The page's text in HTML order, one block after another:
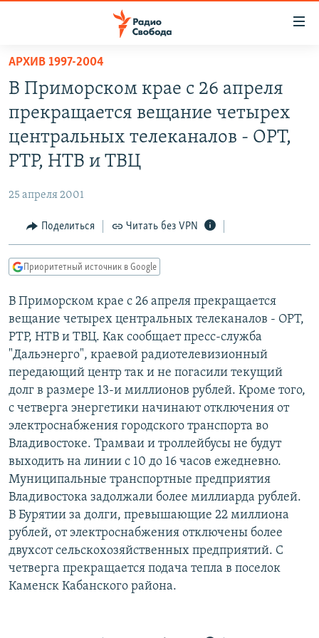
упрощенного
доступа
основному
содержанию
навигации
Вернутся
ПОДКАСТЫ
АВТОРСКИЕ ПРОЕКТЫ
ЦИТАТЫ СВОБОДЫ
КУЛЬТУРА
IDEL.РЕАЛИИ
КАВКАЗ.РЕАЛИИ
СИБИРЬ.РЕАЛИИ
РАСПИСАНИЕ ВЕЩАНИЯ
ПОДПИШИТЕСЬ НА РАССЫЛКУ
СОЦИАЛЬНЫЕ СЕТИ
Все сайты РСЕ/РС
АРХИВ 1997-2004
В Приморском крае с 26 апреля
прекращается вещание четырех
центральных телеканалов - ОРТ,
РТР, НТВ и ТВЦ
25 апреля 2001
Поделиться Читать без VPN
Приоритетный источник в Google
В Приморском крае с 26 апреля прекращается
вещание четырех центральных телеканалов - ОРТ,
РТР, НТВ и ТВЦ. Как сообщает пресс-служба
"Дальэнерго", краевой радиотелевизионный
передающий центр так и не погасили текущий
долг в размере 13-и миллионов рублей. Кроме того,
с четверга энергетики начинают отключения от
электроснабжения городского транспорта во
Владивостоке. Трамваи и троллейбусы не будут
выходить на линии с 10 до 16 часов ежедневно.
Муниципальные транспортные предприятия
Владивостока задолжали более миллиарда рублей.
В Бурятии за долги, превышающие 22 миллиона
рублей, от электроснабжения отключены более
двухсот сельскохозяйственных предприятий. С
четверга прекращается подача тепла в поселок
Каменск Кабанского района.